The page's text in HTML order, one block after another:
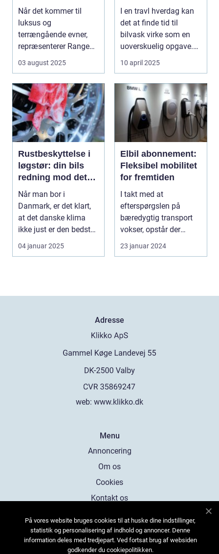
Når det kommer til
luksus og
terrængående evner,
repræsenterer Range
Rover n...
03 august 2025
I en travl hverdag kan
det at finde tid til
bilvask virke som en
uoverskuelig opgave.
Især i S...
10 april 2025
Rustbeskyttelse i
løgstør: din bils
redning mod det
danske klima
Når man bor i
Danmark, er det klart,
at det danske klima
ikke just er den bedste
ven for bilen...
04 januar 2025
Elbil abonnement:
Fleksibel mobilitet
for fremtiden
I takt med at
efterspørgslen på
bæredygtig transport
vokser, opstår der
innovative løsninger,
23 januar 2024
Adresse
web: www.klikko.dk
Menu
Annoncering
Om os
Cookies
Kontakt os
På vores website bruges cookies til at huske dine indstillinger,
statistik og personalisering af indhold og annoncer. Denne
information deles med tredjepart. Ved fortsat brug af websiden
godkender du cookiepolitikken.